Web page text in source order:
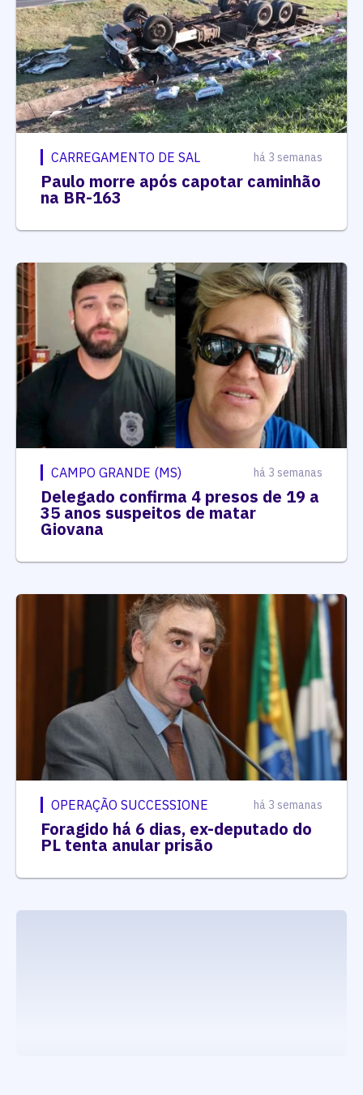
CARREGAMENTO DE SAL há 3 semanas
Paulo morre após capotar caminhão
na BR-163
CAMPO GRANDE (MS) há 3 semanas
Delegado confirma 4 presos de 19 a
35 anos suspeitos de matar
Giovana
OPERAÇÃO SUCCESSIONE há 3 semanas
Foragido há 6 dias, ex-deputado do
PL tenta anular prisão